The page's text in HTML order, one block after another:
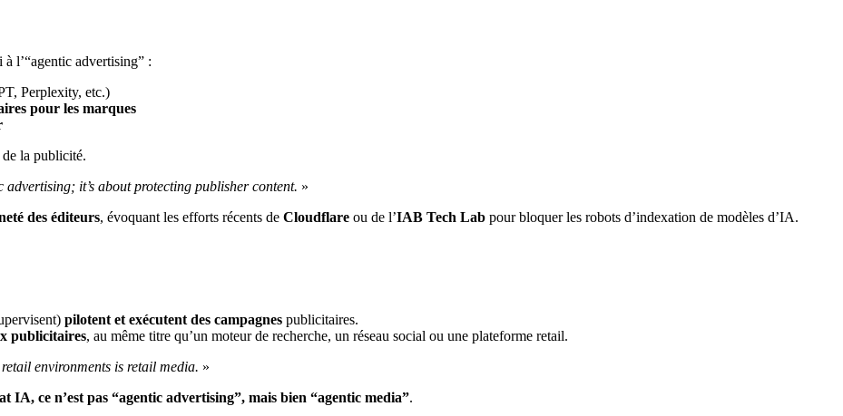
l’“agentic advertising” :
Perplexity, etc.)
pour les marques
la publicité.
it’s about protecting publisher content. »
des éditeurs, évoquant les efforts récents de Cloudflare ou de l’IAB Tech Lab pour bloquer les robots d’indexation de modèles d’IA.
pilotent et exécutent des campagnes publicitaires.
publicitaires, au même titre qu’un moteur de recherche, un réseau social ou une plateforme retail.
environments is retail media. »
IA, ce n’est pas “agentic advertising”, mais bien “agentic media”.